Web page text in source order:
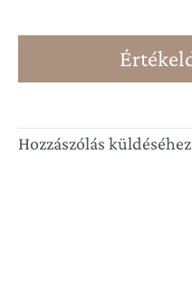
Hozzászólás küldéséhez